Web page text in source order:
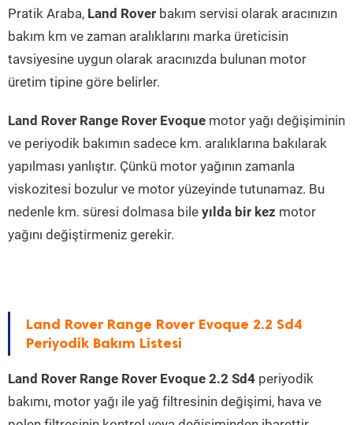
Pratik Araba, Land Rover bakım servisi olarak aracınızın
bakım km ve zaman aralıklarını marka üreticisin
tavsiyesine uygun olarak aracınızda bulunan motor
üretim tipine göre belirler.
Land Rover Range Rover Evoque motor yağı değişiminin
ve periyodik bakımın sadece km. aralıklarına bakılarak
yapılması yanlıştır. Çünkü motor yağının zamanla
viskozitesi bozulur ve motor yüzeyinde tutunamaz. Bu
nedenle km. süresi dolmasa bile yılda bir kez motor
yağını değiştirmeniz gerekir.
Land Rover Range Rover Evoque 2.2 Sd4
Periyodik Bakım Listesi
Land Rover Range Rover Evoque 2.2 Sd4 periyodik
bakımı, motor yağı ile yağ filtresinin değişimi, hava ve